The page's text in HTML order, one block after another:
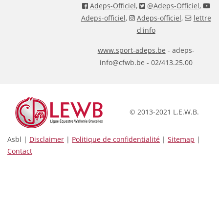
Adeps-Officiel, @Adeps-Officiel,
Adeps-officiel, Adeps-officiel,
lettre
d'info
www.sport-adeps.be - adeps-
info@cfwb.be - 02/413.25.00
© 2013-2021 L.E.W.B.
Asbl | Disclaimer | Politique de confidentialité | Sitemap |
Contact